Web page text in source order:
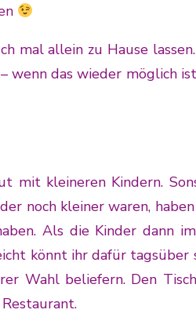
mal allein zu Hause
wenn das wieder möglich
mit kleineren Kindern.
noch kleiner waren,
Als die Kinder dann
könnt ihr dafür
Wahl beliefern. Den